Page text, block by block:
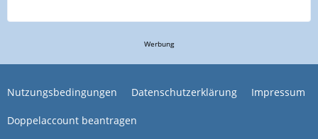
Werbung
Nutzungsbedingungen Datenschutzerklärung Impressum
Doppelaccount beantragen